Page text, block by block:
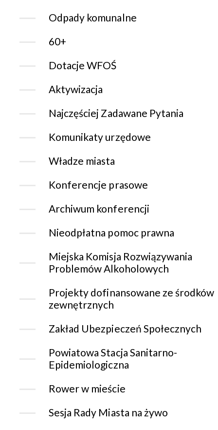
Odpady komunalne
60+
Dotacje WFOŚ
Aktywizacja
Najczęściej Zadawane Pytania
Komunikaty urzędowe
Władze miasta
Konferencje prasowe
Archiwum konferencji
Nieodpłatna pomoc prawna
Miejska Komisja Rozwiązywania
Problemów Alkoholowych
Projekty dofinansowane ze środków
zewnętrznych
Zakład Ubezpieczeń Społecznych
Powiatowa Stacja Sanitarno-
Epidemiologiczna
Rower w mieście
Sesja Rady Miasta na żywo